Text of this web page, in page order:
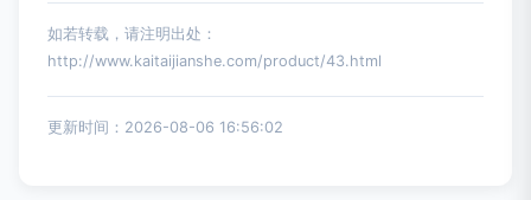
如若转载，请注明出处：
http://www.kaitaijianshe.com/product/43.html
更新时间：2026-08-06 16:56:02